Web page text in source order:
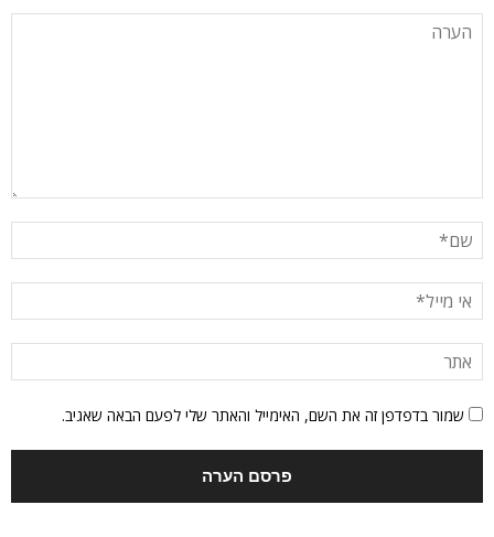
שמור בדפדפן זה את השם, האימייל והאתר שלי לפעם הבאה שאגיב.